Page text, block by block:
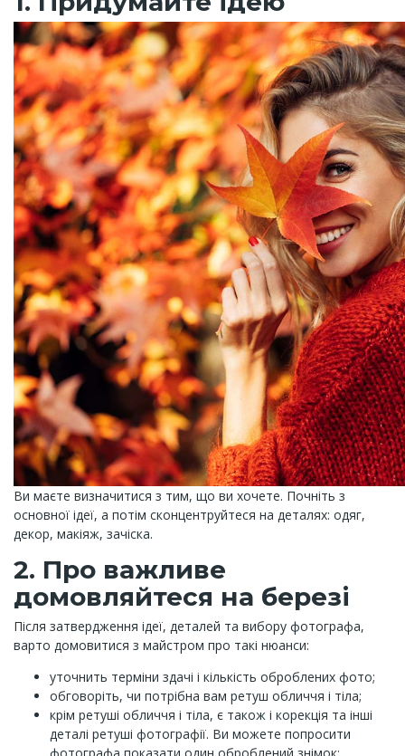
Ви маєте визначитися з тим, що ви хочете. Почніть з
основної ідеї, а потім сконцентруйтеся на деталях: одяг,
декор, макіяж, зачіска.
2. Про важливе
домовляйтеся на березі
Після затвердження ідеї, деталей та вибору фотографа,
варто домовитися з майстром про такі нюанси:
уточнить терміни здачі і кількість оброблених фото;
обговоріть, чи потрібна вам ретуш обличчя і тіла;
крім ретуші обличчя і тіла, є також і корекція та інші
деталі ретуші фотографії. Ви можете попросити